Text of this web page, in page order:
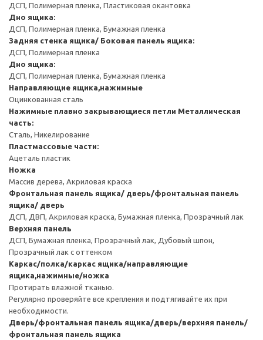
ДСП, Полимерная пленка, Пластиковая окантовка
Дно ящика:
ДСП, Полимерная пленка, Бумажная пленка
Задняя стенка ящика/ Боковая панель ящика:
ДСП, Полимерная пленка
Дно ящика:
ДСП, Полимерная пленка, Бумажная пленка
Направляющие ящика,нажимные
Оцинкованная сталь
Нажимные плавно закрывающиеся петли Металлическая
часть:
Сталь, Никелирование
Пластмассовые части:
Ацеталь пластик
Ножка
Массив дерева, Акриловая краска
Фронтальная панель ящика/ дверь/фронтальная панель
ящика/ дверь
ДСП, ДВП, Акриловая краска, Бумажная пленка, Прозрачный лак
Верхняя панель
ДСП, Бумажная пленка, Прозрачный лак, Дубовый шпон,
Прозрачный лак с оттенком
Каркас/полка/каркас ящика/направляющие
ящика,нажимные/ножка
Протирать влажной тканью.
Регулярно проверяйте все крепления и подтягивайте их при
необходимости.
Дверь/фронтальная панель ящика/дверь/верхняя панель/
фронтальная панель ящика